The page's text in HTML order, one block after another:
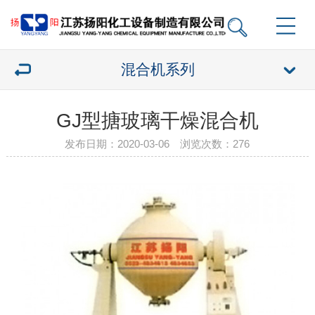
混合机系列
GJ型搪玻璃干燥混合机
发布日期：2020-03-06 浏览次数： 276